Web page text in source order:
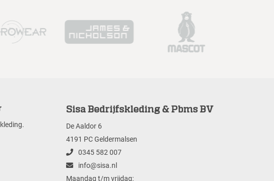
Sisa Bedrijfskleding & Pbms BV
De Aaldor 6
4191 PC Geldermalsen
0345 582 007
info@sisa.nl
Maandag t/m vrijdag: